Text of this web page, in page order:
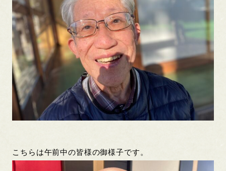
こちらは午前中の皆様の御様子です。